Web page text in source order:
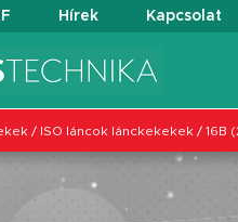
Hírek Kapcsolat
/ ISO láncok lánckekekek / 16B